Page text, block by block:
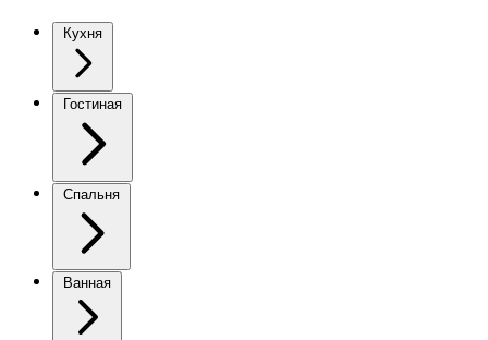
Кухня
Гостиная
Спальня
Ванная